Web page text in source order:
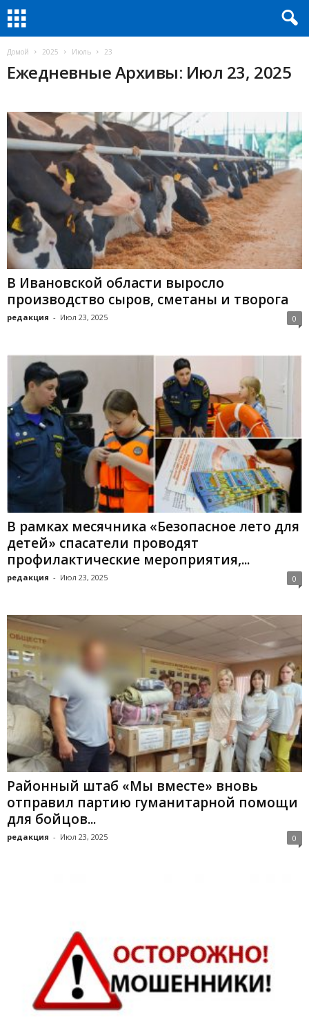
Домой 2025 Июль 23
Ежедневные Архивы: Июл 23, 2025
В Ивановской области выросло
производство сыров, сметаны и творога
редакция - Июл 23, 2025 0
В рамках месячника «Безопасное лето для
детей» спасатели проводят
профилактические мероприятия,...
редакция - Июл 23, 2025 0
Районный штаб «Мы вместе» вновь
отправил партию гуманитарной помощи
для бойцов...
редакция - Июл 23, 2025 0